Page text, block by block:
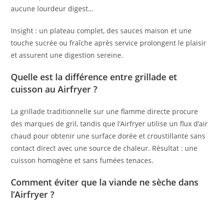
aucune lourdeur digest…
Insight : un plateau complet, des sauces maison et une
touche sucrée ou fraîche après service prolongent le plaisir
et assurent une digestion sereine.
Quelle est la différence entre grillade et
cuisson au Airfryer ?
La grillade traditionnelle sur une flamme directe procure
des marques de gril, tandis que l’Airfryer utilise un flux d’air
chaud pour obtenir une surface dorée et croustillante sans
contact direct avec une source de chaleur. Résultat : une
cuisson homogène et sans fumées tenaces.
Comment éviter que la viande ne sèche dans
l’Airfryer ?